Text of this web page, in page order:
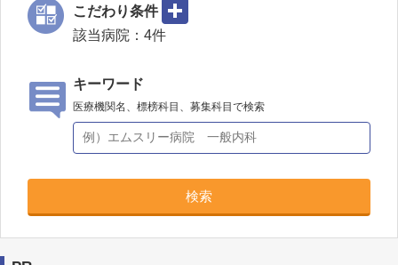
こだわり条件
該当病院： 4件
キーワード
医療機関名、標榜科目、募集科目で検索
検索